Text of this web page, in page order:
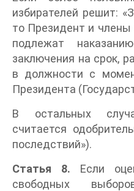
избирателей решит:
то Президент и
подлежат
заключения на срок,
в должности с
Президента
В остальных
считается
последствий»).
Статья 8. Если
свободных